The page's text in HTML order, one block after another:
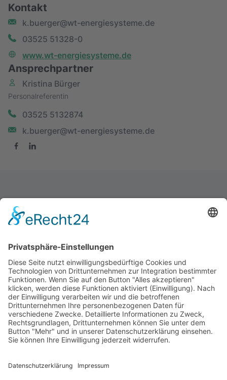
Kontakt
k.buerger@wt-energiesysteme.de
03525 51328-0
www.wt-energiesysteme.de
Ansprechpartner
Kristina Bürger
Personalreferentin
03525 5132874
k.buerger@wt-energiesysteme.de
Entdecke Jobs
Jobsuche
Unsere App
Unser Portal
Nutzungsbedingungen